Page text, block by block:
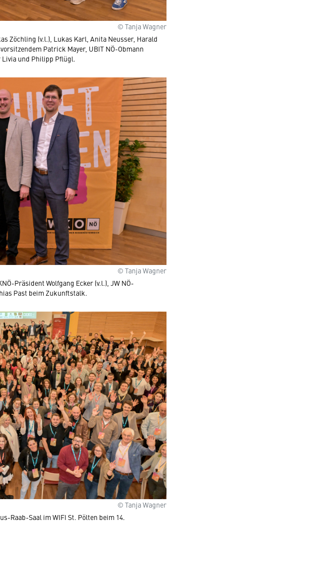
© Tanja Wagner
Zöchling (v.l.), Lukas Karl, Anita Neusser, Harald
Patrick Mayer, UBIT NÖ-Obmann
Livia und Philipp Pflügl.
© Tanja Wagner
Präsident Wolfgang Ecker (v.l.), JW NÖ-
Past beim Zukunftstalk.
© Tanja Wagner
Raab-Saal im WIFI St. Pölten beim 14.